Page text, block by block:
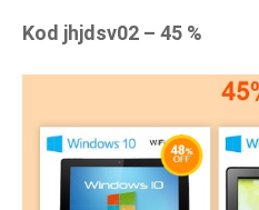
Kod jhjdsv02 – 45 %